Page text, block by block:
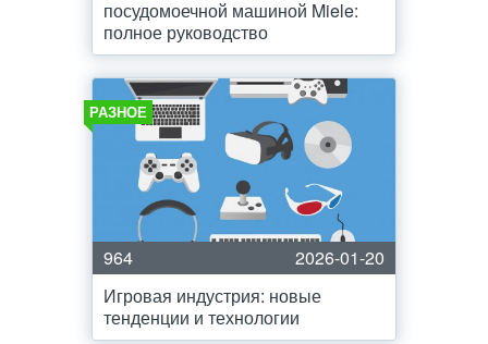
посудомоечной машиной Miele:
полное руководство
РАЗНОЕ
964
2026-01-20
Игровая индустрия: новые
тенденции и технологии